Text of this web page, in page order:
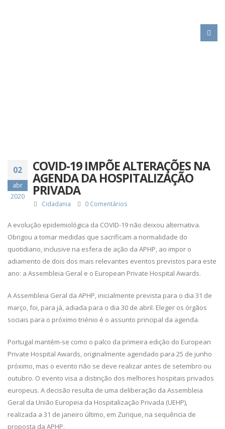
02
abr
2020
COVID-19 IMPÕE ALTERAÇÕES NA
AGENDA DA HOSPITALIZAÇÃO
PRIVADA
Cidadania 0 Comentários
A evolução epidemiológica da COVID-19 não deixou alternativa.
Obrigou a tomar medidas que sacrificam a normalidade do
quotidiano, inclusive na esfera de ação da APHP, ao impor o
adiamento de dois dos mais relevantes eventos previstos para este
ano: a Assembleia Geral e o European Private Hospital Awards.
A Assembleia Geral da APHP, inicialmente prevista para o dia 31 de
março, foi, para já, adiada para o dia 30 de abril. Eleger os órgãos
sociais para o próximo triénio é o assunto principal da agenda.
Portugal mantém-se como o palco da primeira edição do European
Private Hospital Awards, originalmente agendado para 25 de junho
próximo, mas o evento não se deve realizar antes de setembro ou
outubro. O evento visa a distinção dos melhores hospitais privados
europeus. A decisão resulta de uma deliberação da Assembleia
Geral da União Europeia da Hospitalização Privada (UEHP),
realizada a 31 de janeiro último, em Zurique, na sequência de
proposta da APHP.